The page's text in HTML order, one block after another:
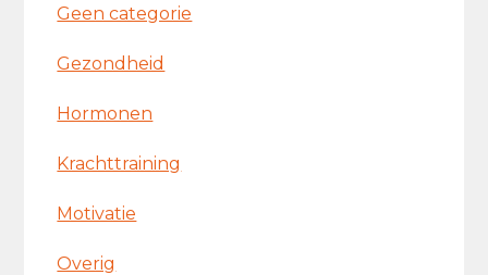
Geen categorie
Gezondheid
Hormonen
Krachttraining
Motivatie
Overig